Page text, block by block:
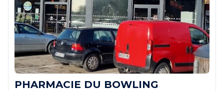
PHARMACIE DU BOWLING